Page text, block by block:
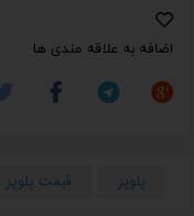
اضافه به علاقه مندی ها
پلوپز قیمت پلوپز